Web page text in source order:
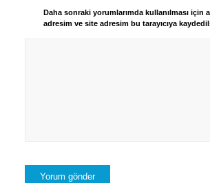
Daha sonraki yorumlarımda kullanılması için
adresim ve site adresim bu tarayıcıya